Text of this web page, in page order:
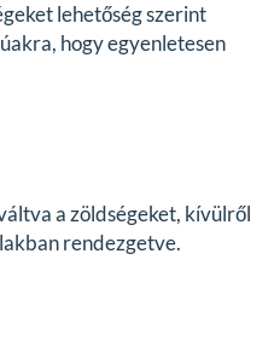
lehetőség szerint
hogy egyenletesen
a zöldségeket, kívülről
rendezgetve.